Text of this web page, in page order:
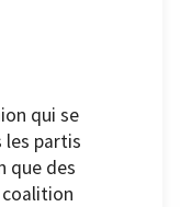
qui se
les partis
que des